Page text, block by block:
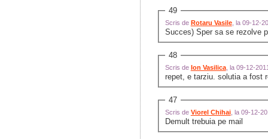
49
Scris de Rotaru Vasile, la 09-12-
Succes) Sper sa se rezolve
48
Scris de Ion Vasilica, la 09-12-
repet, e tarziu. solutia a fost
47
Scris de Viorel Chihai, la 09-12-
Demult trebuia pe mail